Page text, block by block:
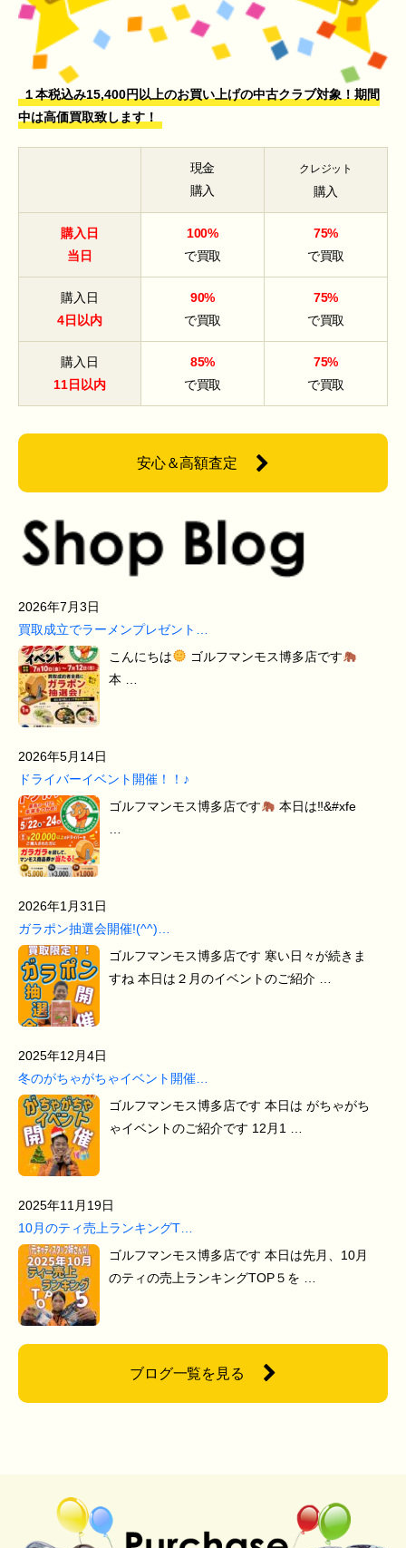
１本税込み15,400円以上のお買い上げの中古クラブ対象！期間
中は高価買取致します！
現金
購入
クレジット
購入
購入日
当日
100%
で買取
75%
で買取
購入日
4日以内
90%
で買取
75%
で買取
購入日
11日以内
85%
で買取
75%
で買取
安心＆高額査定
2026年7月3日
買取成立でラーメンプレゼント…
こんにちは
ゴルフマンモス博多店です
本 …
2026年5月14日
ドライバーイベント開催！！♪
ゴルフマンモス博多店です
本日は‼&#xfe
2026年1月31日
ガラポン抽選会開催!(^^)…
ゴルフマンモス博多店です 寒い日々が続きま
すね 本日は２月のイベントのご紹介 …
2025年12月4日
冬のがちゃがちゃイベント開催…
ゴルフマンモス博多店です 本日は がちゃがち
ゃイベントのご紹介です 12月1 …
2025年11月19日
10月のティ売上ランキングT…
ゴルフマンモス博多店です 本日は先月、10月
のティの売上ランキングTOP５を …
ブログ一覧を見る